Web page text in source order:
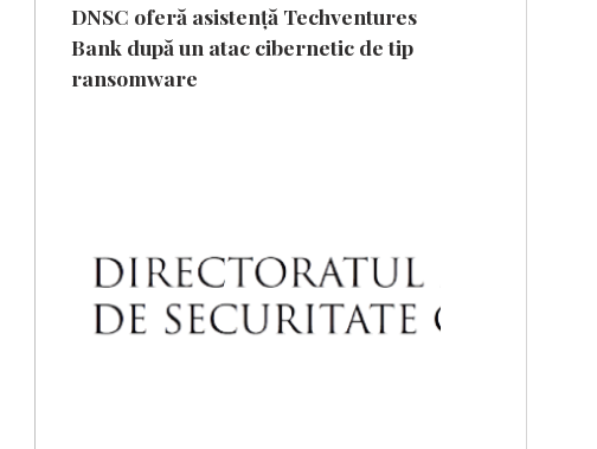
DNSC oferă asistență Techventures
Bank după un atac cibernetic de tip
ransomware